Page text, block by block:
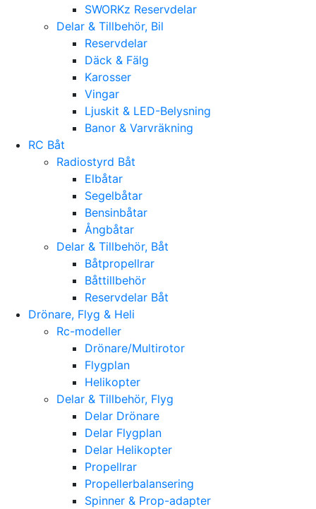
SWORKz Reservdelar
Delar & Tillbehör, Bil
Reservdelar
Däck & Fälg
Karosser
Vingar
Ljuskit & LED-Belysning
Banor & Varvräkning
RC Båt
Radiostyrd Båt
Elbåtar
Segelbåtar
Bensinbåtar
Ångbåtar
Delar & Tillbehör, Båt
Båtpropellrar
Båttillbehör
Reservdelar Båt
Drönare, Flyg & Heli
Rc-modeller
Drönare/Multirotor
Flygplan
Helikopter
Delar & Tillbehör, Flyg
Delar Drönare
Delar Flygplan
Delar Helikopter
Propellrar
Propellerbalansering
Spinner & Prop-adapter